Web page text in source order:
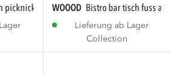
picknick tisch ayous...
WOOOD bistro bar tisch fuss aus...
Lieferung ab Lager
Collection